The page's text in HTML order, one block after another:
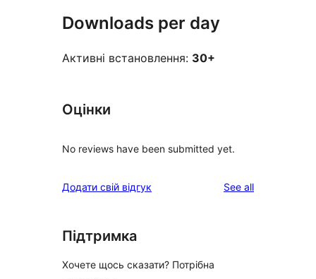
Downloads per day
Активні встановлення: 30+
Оцінки
No reviews have been submitted yet.
Додати свій відгук See allreviews
Підтримка
Хочете щось сказати? Потрібна